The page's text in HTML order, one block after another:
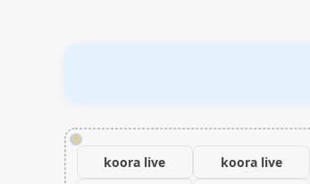
!
koora live
koora live